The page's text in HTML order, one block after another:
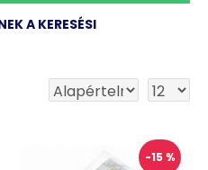
A KERESÉSI
-15 %